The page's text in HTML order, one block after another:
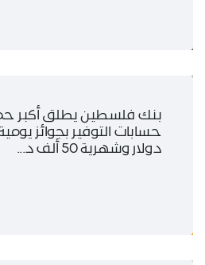
بنك فلسطين يطلق أكبر
دولار وشهرية 50 ألف د...